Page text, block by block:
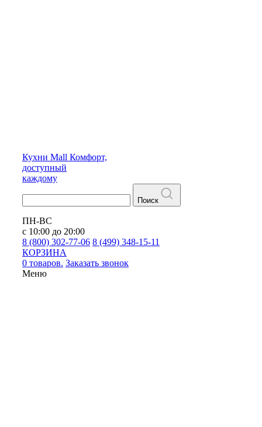
Кухни Mall Комфорт,
доступный
каждому
Поиск
ПН-ВС
с 10:00 до 20:00
8 (800) 302-77-06 8 (499) 348-15-11
КОРЗИНА
0 товаров. Заказать звонок
Меню